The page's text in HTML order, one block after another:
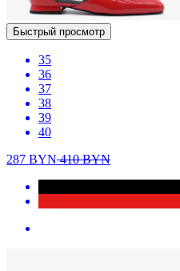
Быстрый просмотр
35
36
37
38
39
40
287 BYN410BYN